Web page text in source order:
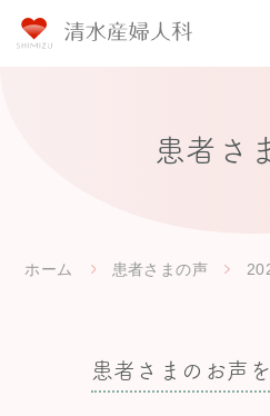
患者さ
ホーム 患者さまの声
患者さまのお声